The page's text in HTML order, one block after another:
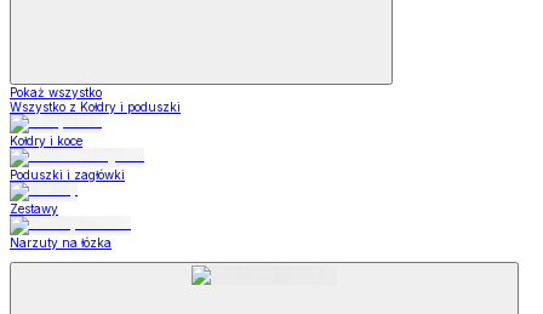
Pokaż wszystko
Wszystko z Kołdry i poduszki
Kołdry i koce
Poduszki i zagłówki
Zestawy
Narzuty na łózka